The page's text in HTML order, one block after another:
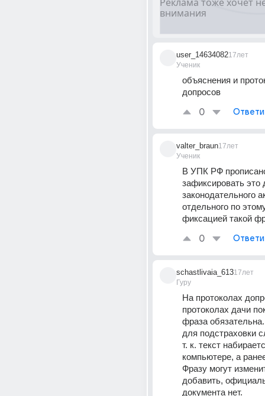
user_14634082
Ученик
17лет
объяснения и
допросов
0
valter_braun
Ученик
17лет
В УПК РФ
зафиксировать это
законодательного
отдельного по
фиксацией такой
0
schastlivaia_613
Гуру
17лет
На протоколах
протоколах дачи
фраза
для подстраховки
т. к. текст
компьютере, а
Фразу могут
добавить,
документа нет.